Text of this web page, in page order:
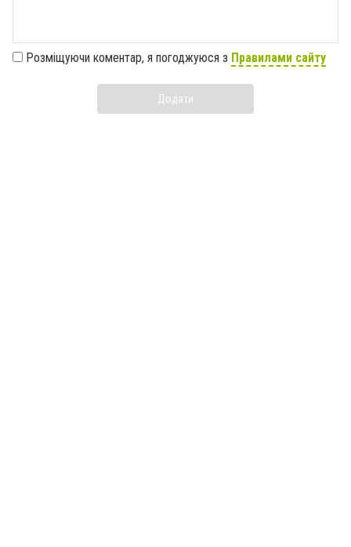
Розміщуючи коментар, я погоджуюся з Правилами сайту
Додати